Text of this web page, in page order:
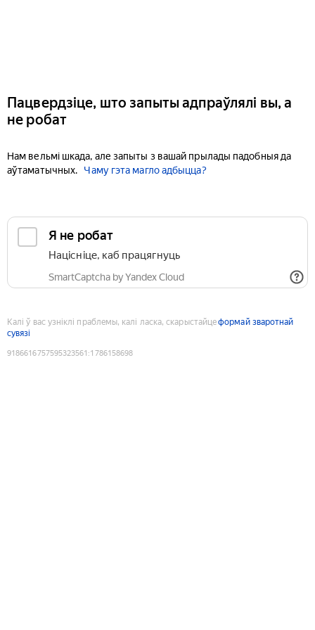
Пацвердзіце, што запыты адпраўлялі вы, а
не робат
Нам вельмі шкада, але запыты з вашай прылады падобныя да
аўтаматычных.
Чаму гэта магло адбыцца?
Я не робат
Націсніце, каб працягнуць
SmartCaptcha by Yandex Cloud
Калі ў вас узніклі праблемы, калі ласка, скарыстайцеформай зваротнай
сувязі
9186616757595323561 :1786158698